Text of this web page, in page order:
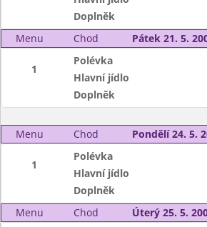
Doplněk
Menu
Chod Pátek 21. 5.
1
Polévka
Hlavní jídlo
Doplněk
Menu Chod Pondělí 24. 5.
1
Polévka
Hlavní jídlo
Doplněk
Menu
Chod Úterý 25. 5.